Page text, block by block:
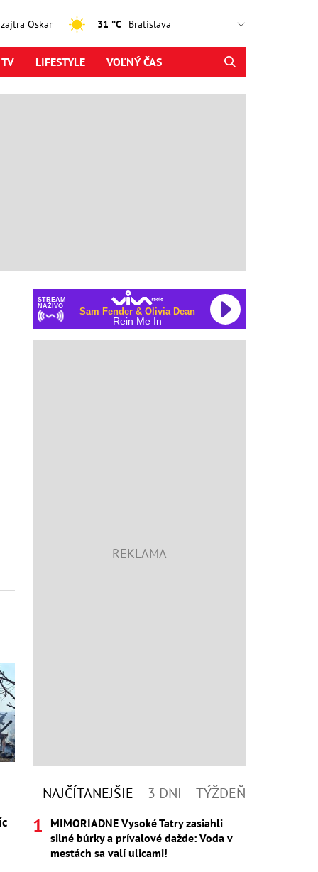
Oskar 31 °C
LIFESTYLE VOĽNÝ ČAS
STREAM
NAŽIVO
Sam Fender & Olivia Dean
Rein Me In
NAJČÍTANEJŠIE 3 DNI TÝŽDEŇ
MIMORIADNE Vysoké Tatry zasiahli
silné búrky a prívalové dažde: Voda v
mestách sa valí ulicami!